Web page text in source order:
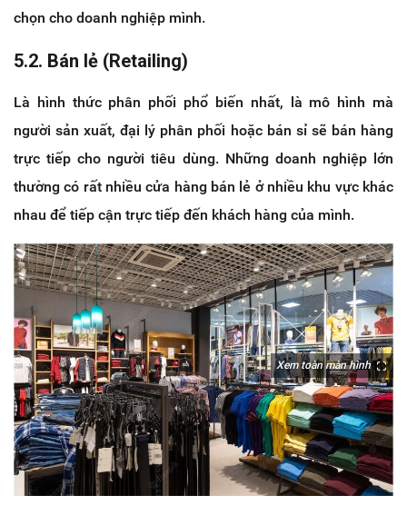
chọn cho doanh nghiệp mình.
5.2. Bán lẻ (Retailing)
Là hình thức phân phối phổ biến nhất, là mô hình mà
người sản xuất, đại lý phân phối hoặc bán sỉ sẽ bán hàng
trực tiếp cho người tiêu dùng. Những doanh nghiệp lớn
thường có rất nhiều cửa hàng bán lẻ ở nhiều khu vực khác
nhau để tiếp cận trực tiếp đến khách hàng của mình.
Xem toàn màn hình